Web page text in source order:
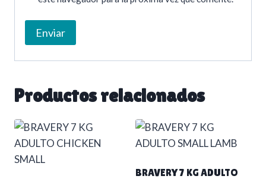
Productos relacionados
BRAVERY 7 KG ADULTO